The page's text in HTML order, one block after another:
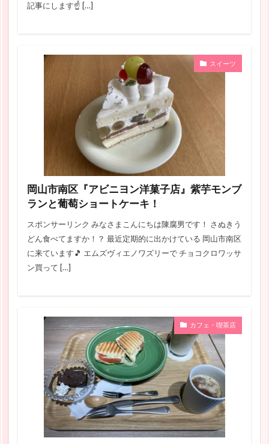
記事にします☝ […]
スイーツ
岡山市南区『アビニヨン洋菓子店』紫芋モンブ
ランと葡萄ショートケーキ！
スポンサーリンク みなさまこんにちは陳腐男です！ さぬきう
どん食べてますか！？ 最近定期的に出かけている 岡山市南区
に来ています🎵 エムズヴィエノワズリーで チョコクロワッサ
ン買って […]
カフェ・喫茶店